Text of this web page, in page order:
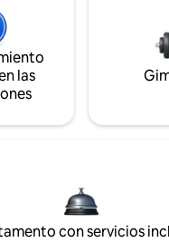
las
con servicios